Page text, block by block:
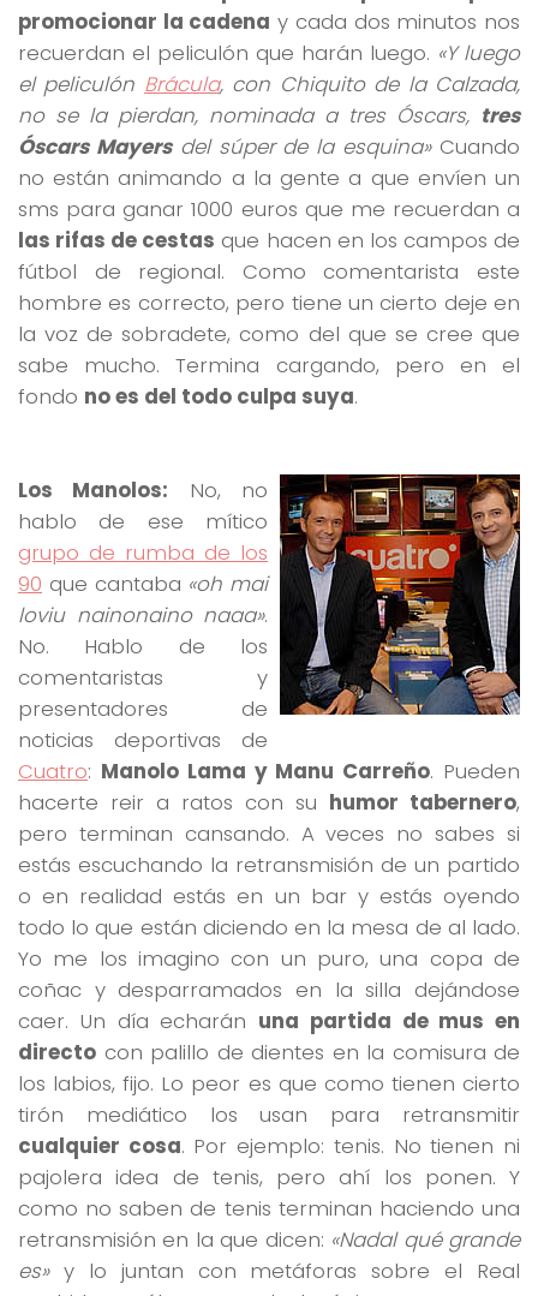
promocionar la cadena y cada dos minutos nos
recuerdan el peliculón que harán luego. «Y luego
el peliculón Brácula, con Chiquito de la Calzada,
no se la pierdan, nominada a tres Óscars, tres
Óscars Mayersdel súper de la esquina»Cuando
no están animando a la gente a que envíen un
sms para ganar 1000 euros que me recuerdan a
las rifas de cestas que hacen en los campos de
fútbol de regional. Como comentarista este
hombre es correcto, pero tiene un cierto deje en
la voz de sobradete, como del que se cree que
sabe mucho. Termina cargando, pero en el
fondo no es del todo culpa suya.
Los Manolos: No, no
hablo de ese mítico
grupo de rumba de los
90 que cantaba «oh mai
loviu nainonaino naaa».
No. Hablo de los
comentaristas y
presentadores de
noticias deportivas de
Cuatro: Manolo Lama y Manu Carreño. Pueden
hacerte reir a ratos con su humor tabernero,
pero terminan cansando. A veces no sabes si
estás escuchando la retransmisión de un partido
o en realidad estás en un bar y estás oyendo
todo lo que están diciendo en la mesa de al lado.
Yo me los imagino con un puro, una copa de
coñac y desparramados en la silla dejándose
caer. Un día echarán una partida de mus en
directo con palillo de dientes en la comisura de
los labios, fijo. Lo peor es que como tienen cierto
tirón mediático los usan para retransmitir
cualquier cosa. Por ejemplo: tenis. No tienen ni
pajolera idea de tenis, pero ahí los ponen. Y
como no saben de tenis terminan haciendo una
retransmisión en la que dicen: «Nadal qué grande
es»y lo juntan con metáforas sobre el Real